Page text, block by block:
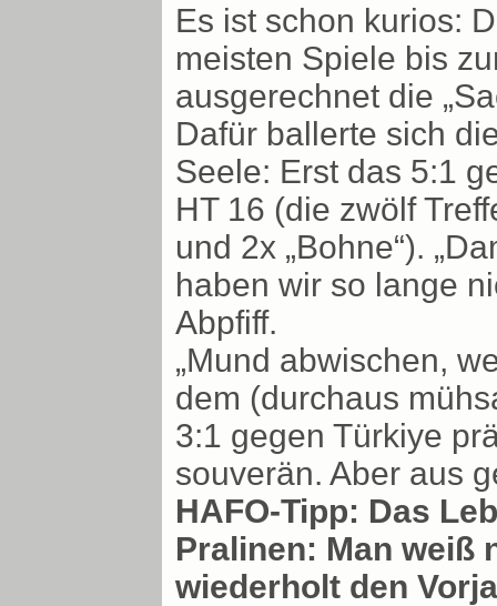
Es ist schon kurios:
meisten Spiele bis
ausgerechnet die
Dafür ballerte sich
Seele: Erst das 5:1
HT 16 (die zwölf
und 2x „Bohne“).
haben wir so lange
Abpfiff.
„Mund abwischen,
dem (durchaus
3:1 gegen Türkiye
souverän. Aber aus
HAFO-Tipp: Das
Pralinen: Man weiß
wiederholt den